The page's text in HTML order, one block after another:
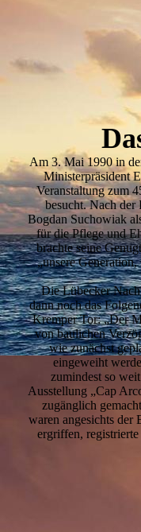
Am 3. Mai 1990 in
Ministerpräsident
Veranstaltung zum
besucht. Nach der
Bogdan Suchowiak
für die Pflege und
brachte seine
„unsere
Die Lübecker
dann noch das
Kremper Tor: „Der
von baulichen
wie zunächst
eingeweiht
zumindest so
Ausstellung „Cap
zugänglich
waren angesichts der
ergriffen,